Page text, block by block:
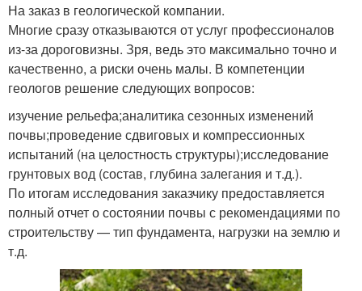
На заказ в геологической компании.
Многие сразу отказываются от услуг профессионалов
из-за дороговизны. Зря, ведь это максимально точно и
качественно, а риски очень малы. В компетенции
геологов решение следующих вопросов:
изучение рельефа;аналитика сезонных изменений
почвы;проведение сдвиговых и компрессионных
испытаний (на целостность структуры);исследование
грунтовых вод (состав, глубина залегания и т.д.).
По итогам исследования заказчику предоставляется
полный отчет о состоянии почвы с рекомендациями по
строительству — тип фундамента, нагрузки на землю и
т.д.